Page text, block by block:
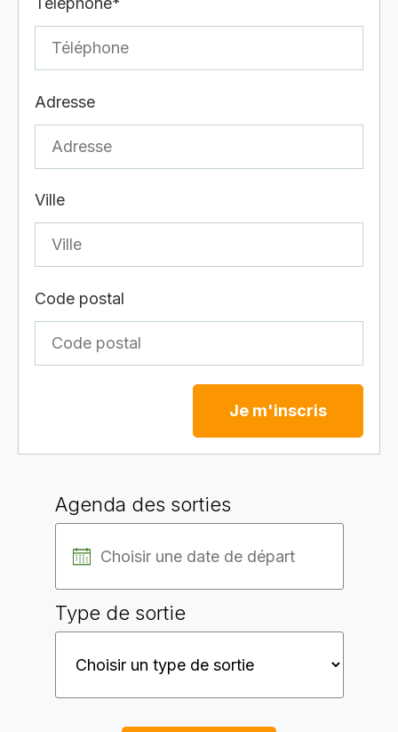
Adresse
Ville
Code postal
Je m'inscris
Agenda des sorties
Type de sortie